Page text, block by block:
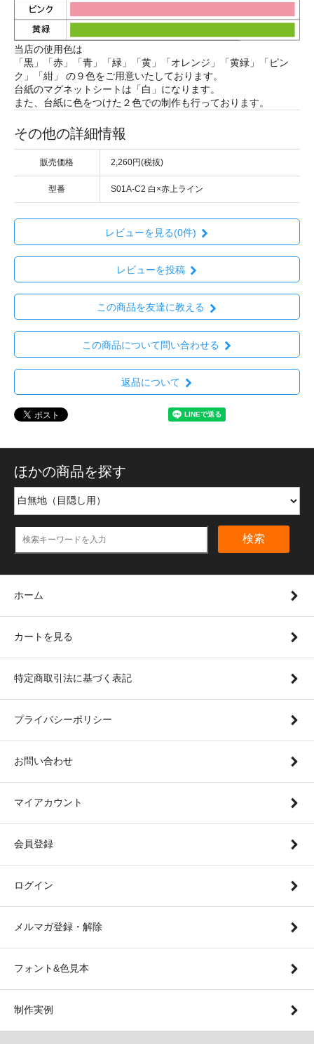
当店の使用色は
「黒」「赤」「青」「緑」「黄」「オレンジ」「黄緑」「ピン
ク」「紺」 の９色をご用意いたしております。
台紙のマグネットシートは「白」になります。
また、台紙に色をつけた２色での制作も行っております。
その他の詳細情報
販売価格 2,260円(税抜)
型番 S01A-C2 白×赤上ライン
レビューを見る(0件)
レビューを投稿
この商品を友達に教える
この商品について問い合わせる
返品について
ほかの商品を探す
検索
ホーム
カートを見る
特定商取引法に基づく表記
プライバシーポリシー
お問い合わせ
マイアカウント
会員登録
ログイン
メルマガ登録・解除
フォント&色見本
制作実例